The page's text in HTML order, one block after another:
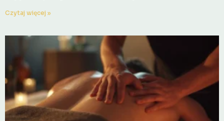
Czytaj więcej »